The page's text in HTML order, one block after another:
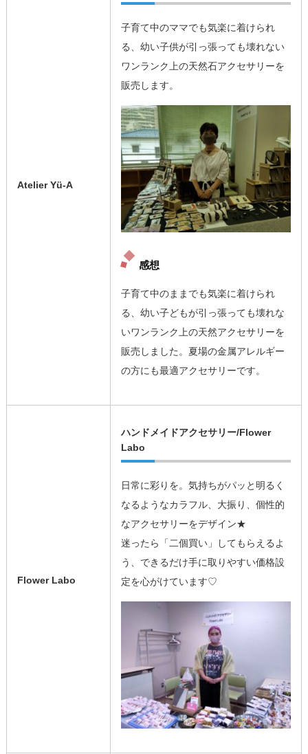
Atelier Yü-A
子育て中のママでも気楽に着けられ
る、幼い子供が引っ張っても壊れない
ワンランク上の天然石アクセサリーを
販売します。
感想
子育て中のままでも気楽に着けられ
る、幼い子どもが引っ張っても壊れな
いワンランク上の天然アクセサリーを
販売しました。夏場の金属アレルギー
の方にも最適アクセサリーです。
Flower Labo
ハンドメイドアクセサリー/Flower
Labo
日常に彩りを。気持ちがパッと明るく
なるようなカラフル、大振り、個性的
なアクセサリーをデザイン★
迷ったら「二個買い」してもらえるよ
う、できるだけ手に取りやすい価格設
定を心がけています♡